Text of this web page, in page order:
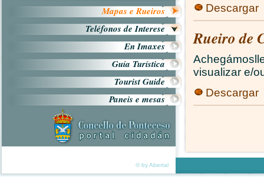
Mapas e Rueiros
Teléfonos de Interese
En Imaxes
Guía Turística
Tourist Guide
Paneis e mesas
Descargar
Rueiro de
visualizar e/
Descargar
© by Abertal